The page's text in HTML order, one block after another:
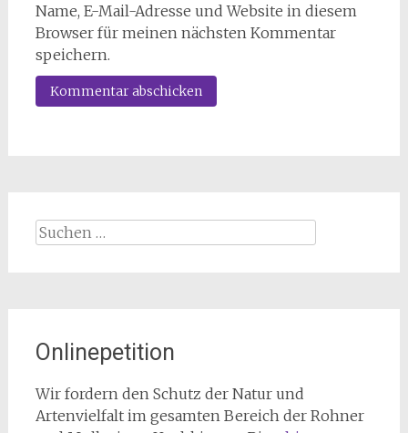
Name, E-Mail-Adresse und Website in diesem
Browser für meinen nächsten Kommentar
speichern.
Suchen
Onlinepetition
Wir fordern den Schutz der Natur und
Artenvielfalt im gesamten Bereich der Rohner